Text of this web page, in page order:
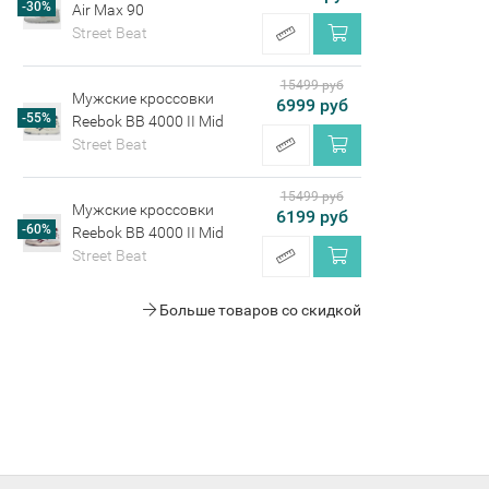
-30%
Air Max 90
Street Beat
-55%
Мужские кроссовки
Reebok BB 4000 II Mid
Street Beat
15499 руб
6999 руб
-60%
Мужские кроссовки
Reebok BB 4000 II Mid
Street Beat
15499 руб
6199 руб
Больше товаров со скидкой